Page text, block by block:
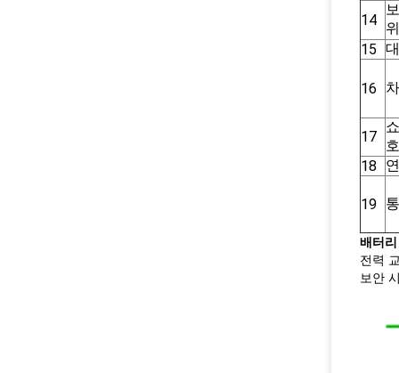
14 위
15
16
17
호
18
19
배터
전력
보안